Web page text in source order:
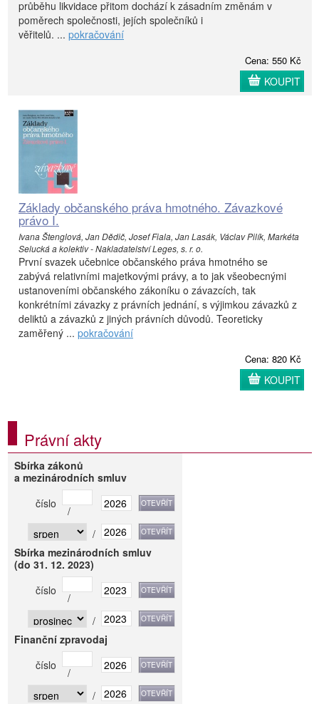
průběhu likvidace přitom dochází k zásadním změnám v
poměrech společnosti, jejích společníků i
věřitelů. ... pokračování
Cena: 550 Kč
KOUPIT
Základy občanského práva hmotného. Závazkové
právo I.
Ivana Štenglová, Jan Dědič, Josef Fiala, Jan Lasák, Václav Pilík, Markéta
Selucká a kolektiv - Nakladatelství Leges, s. r. o.
První svazek učebnice občanského práva hmotného se
zabývá relativními majetkovými právy, a to jak všeobecnými
ustanoveními občanského zákoníku o závazcích, tak
konkrétními závazky z právních jednání, s výjimkou závazků z
deliktů a závazků z jiných právních důvodů. Teoreticky
zaměřený ... pokračování
Cena: 820 Kč
KOUPIT
Právní akty
Sbírka zákonů
a mezinárodních smluv
číslo
/
/
Sbírka mezinárodních smluv
(do 31. 12. 2023)
číslo
/
/
Finanční zpravodaj
číslo
/
/